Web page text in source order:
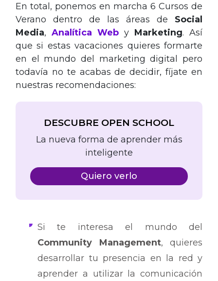
En total, ponemos en marcha 6 Cursos de
Verano dentro de las áreas de Social
Media, Analítica Web y Marketing. Así
que si estas vacaciones quieres formarte
en el mundo del marketing digital pero
todavía no te acabas de decidir, fíjate en
nuestras recomendaciones:
DESCUBRE OPEN SCHOOL
La nueva forma de aprender más
inteligente
Quiero verlo
Si te interesa el mundo del
Community Management, quieres
desarrollar tu presencia en la red y
aprender a utilizar la comunicación